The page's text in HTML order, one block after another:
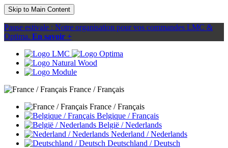
Skip to Main Content
Pause estivale : Notre organisation pour vos commandes LMC &
Optima. En savoir +
France / Français
France / Français
Belgique / Français
België / Nederlands
Nederland / Nederlands
Deutschland / Deutsch